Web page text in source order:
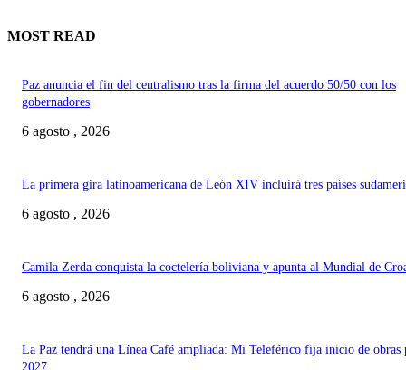
MOST READ
Paz anuncia el fin del centralismo tras la firma del acuerdo 50/50 con los
gobernadores
6 agosto , 2026
La primera gira latinoamericana de León XIV incluirá tres países
6 agosto , 2026
Camila Zerda conquista la coctelería boliviana y apunta al Mundial de
6 agosto , 2026
La Paz tendrá una Línea Café ampliada: Mi Teleférico fija inicio de obras
2027